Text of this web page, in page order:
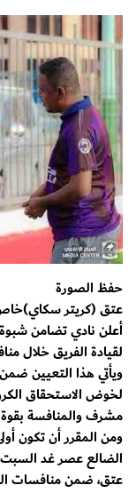
حفظ الصورة
عتق (كريتر
أعلن نادي تضامن
لقيادة الفريق خلال
ويأتي هذا التعيين
لخوض الاستحقاق
مشرف والمنافسة بقوة
ومن المقرر أن تكون
الضالع عصر غد
عتق، ضمن منافسات